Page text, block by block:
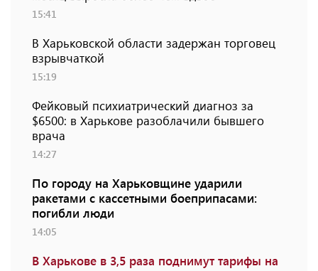
15:41
В Харьковской области задержан торговец
взрывчаткой
15:19
Фейковый психиатрический диагноз за
$6500: в Харькове разоблачили бывшего
врача
14:27
По городу на Харьковщине ударили
ракетами с кассетными боеприпасами:
погибли люди
14:05
В Харькове в 3,5 раза поднимут тарифы на